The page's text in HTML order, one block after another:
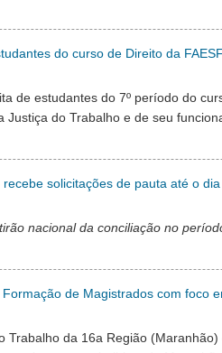
do curso de Direito da FAESF
de estudantes do 7º período do
do Trabalho e de seu
solicitações de pauta até o
nacional da conciliação no
de Magistrados com foco
Trabalho da 16a Região